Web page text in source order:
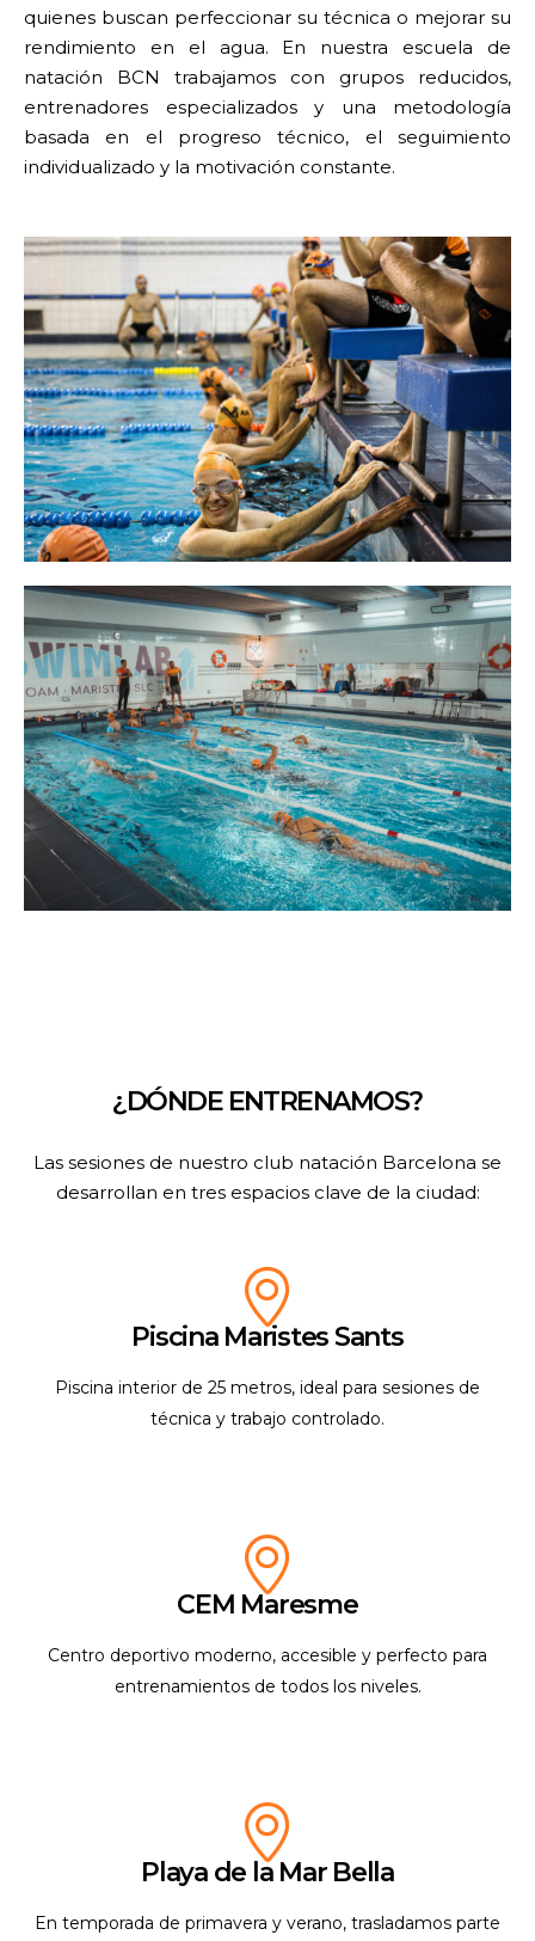
quienes buscan perfeccionar su técnica o mejorar su
rendimiento en el agua. En nuestra escuela de
natación BCN trabajamos con grupos reducidos,
entrenadores especializados y una metodología
basada en el progreso técnico, el seguimiento
individualizado y la motivación constante.
¿DÓNDE ENTRENAMOS?
Las sesiones de nuestro club natación Barcelona se
desarrollan en tres espacios clave de la ciudad:
Piscina Maristes Sants
Piscina interior de 25 metros, ideal para sesiones de
técnica y trabajo controlado.
CEM Maresme
Centro deportivo moderno, accesible y perfecto para
entrenamientos de todos los niveles.
Playa de la Mar Bella
En temporada de primavera y verano, trasladamos parte